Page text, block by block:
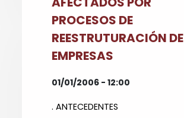
PROCESOS DE
REESTRUTURACIÓN DE
EMPRESAS
01/01/2006 - 12:00
. ANTECEDENTES